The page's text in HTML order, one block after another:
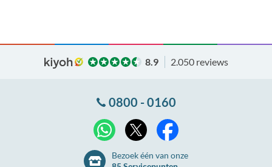
8.9 2.050 reviews
0800 - 0160
WhatsApp
Bezoek één van onze